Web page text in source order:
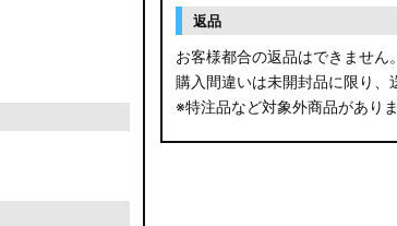
返品
お客様都合の返品はできません。
購入間違いは未開封品に限り、
※特注品など対象外商品があり